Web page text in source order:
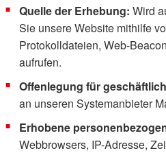
Quelle der Erhebung: Wird
Sie unsere Website mithilfe
Protokolldateien, Web-
aufrufen.
Offenlegung für
an unseren Systemanbieter
Erhobene
Webbrowsers, IP-Adresse,